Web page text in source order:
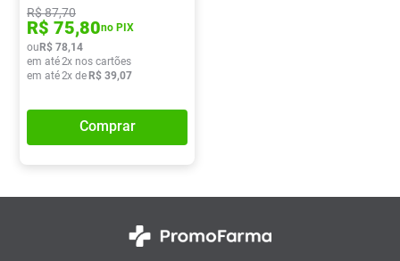
R$87,70
R$ 75,80no PIX
ouR$ 78,14
em até2x nos cartões
em até2x deR$ 39,07
Comprar